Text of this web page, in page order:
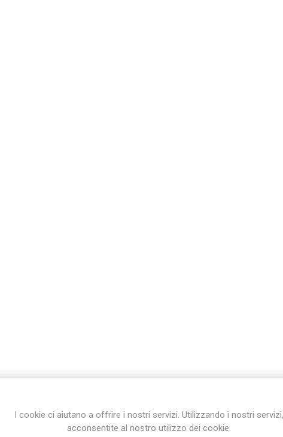
I cookie ci aiutano a offrire i nostri servizi. Utilizzando i nostri servizi,
acconsentite al nostro utilizzo dei cookie.